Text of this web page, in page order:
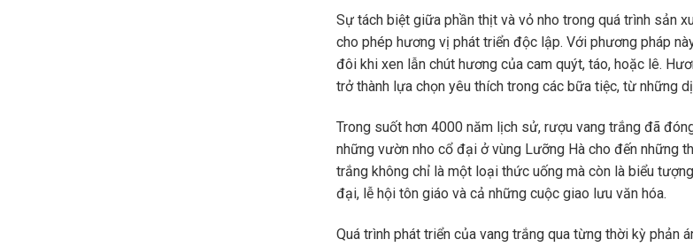
Sự tách biệt giữa phần thịt và vỏ nho trong quá trình sản
cho phép hương vị phát triển độc lập. Với phương pháp
đôi khi xen lẫn chút hương của cam quýt, táo, hoặc lê.
trở thành lựa chọn yêu thích trong các bữa tiệc, từ những
Trong suốt hơn 4000 năm lịch sử, rượu vang trắng đã
những vườn nho cổ đại ở vùng Lưỡng Hà cho đến những
trắng không chỉ là một loại thức uống mà còn là biểu
đại, lễ hội tôn giáo và cả những cuộc giao lưu văn hóa.
Quá trình phát triển của vang trắng qua từng thời kỳ